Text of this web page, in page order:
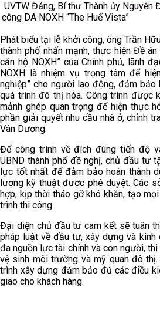
UVTW Đảng, Bí thư Thành ủy Nguyễn
công DA NOXH “The Huế Vista”
Phát biểu tại lễ khởi công, ông Trần
thành phố nhấn mạnh, thực hiện Đề
căn hộ NOXH” của Chính phủ, lãnh
NOXH là nhiệm vụ trọng tâm để
nghiệp” cho người lao động, đảm
quá trình đô thị hóa. Công trình được
mảnh ghép quan trọng để hiện thực
phần giải quyết nhu cầu nhà ở, chỉnh
Vân Dương.
Để công trình về đích đúng tiến độ
UBND thành phố đề nghị, chủ đầu tư
lực tốt nhất để đảm bảo hoàn thành
lượng kỹ thuật được phê duyệt. Các
hợp, kịp thời tháo gỡ khó khăn, tạo
trình thi công.
Đại diện chủ đầu tư cam kết sẽ tuân
pháp luật về đầu tư, xây dựng và kinh
đa nguồn lực tài chính và con người,
vệ sinh môi trường và mỹ quan đô
trình xây dựng đảm bảo đủ các điều
giao cho khách hàng.